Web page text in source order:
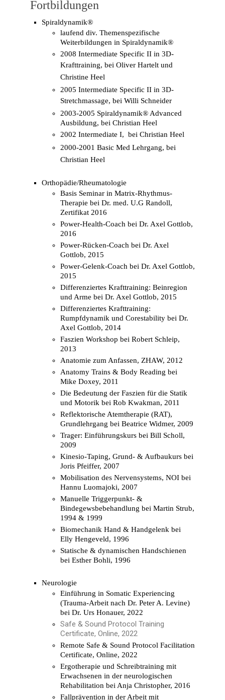
Fortbildungen
Spiraldynamik®
laufend div. Themenspezifische
Weiterbildungen in Spiraldynamik®
2008 Intermediate Specific II in 3D-
Krafttraining, bei Oliver Hartelt und
Christine Heel
2005 Intermediate Specific II in 3D-
Stretchmassage, bei Willi Schneider
2003-2005 Spiraldynamik® Advanced
Ausbildung, bei Christian Heel
2002 Intermediate I, bei Christian Heel
2000-2001 Basic Med Lehrgang, bei
Christian Heel
Orthopädie/Rheumatologie
Basis Seminar in Matrix-Rhythmus-
Therapie bei Dr. med. U.G Randoll,
Zertifikat 2016
Power-Health-Coach bei Dr. Axel Gottlob,
2016
Power-Rücken-Coach bei Dr. Axel
Gottlob, 2015
Power-Gelenk-Coach bei Dr. Axel Gottlob,
2015
Differenziertes Krafttraining: Beinregion
und Arme bei Dr. Axel Gottlob, 2015
Differenziertes Krafttraining:
Rumpfdynamik und Corestability bei Dr.
Axel Gottlob, 2014
Faszien Workshop bei Robert Schleip,
2013
Anatomie zum Anfassen, ZHAW, 2012
Anatomy Trains & Body Reading bei
Mike Doxey, 2011
Die Bedeutung der Faszien für die Statik
und Motorik bei Rob Kwakman, 2011
Reflektorische Atemtherapie (RAT),
Grundlehrgang bei Beatrice Widmer, 2009
Trager: Einführungskurs bei Bill Scholl,
2009
Kinesio-Taping, Grund- & Aufbaukurs bei
Joris Pfeiffer, 2007
Mobilisation des Nervensystems, NOI bei
Hannu Luomajoki, 2007
Manuelle Triggerpunkt- &
Bindegewsbebehandlung bei Martin Strub,
1994 & 1999
Biomechanik Hand & Handgelenk bei
Elly Hengeveld, 1996
Statische & dynamischen Handschienen
bei Esther Bohli, 1996
Neurologie
Einführung in Somatic Experiencing
(Trauma-Arbeit nach Dr. Peter A. Levine)
bei Dr. Urs Honauer, 2022
Safe & Sound Protocol Training
Certificate, Online, 2022
Remote Safe & Sound Protocol Facilitation
Certificate, Online, 2022
Ergotherapie und Schreibtraining mit
Erwachsenen in der neurologischen
Rehabilitation bei Anja Christopher, 2016
Fallprävention in der Arbeit mit